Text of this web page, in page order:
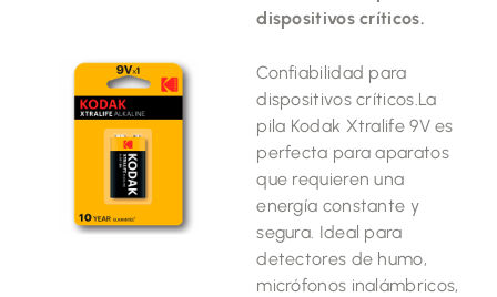
dispositivos críticos.
Confiabilidad para
dispositivos críticos.La
pila Kodak Xtralife 9V es
perfecta para aparatos
que requieren una
energía constante y
segura. Ideal para
detectores de humo,
micrófonos inalámbricos,